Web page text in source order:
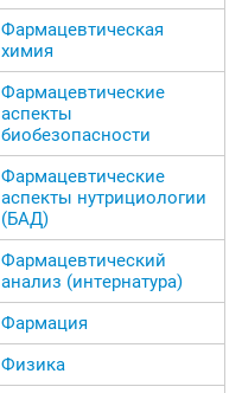
Фармацевтическая
химия
Фармацевтические
аспекты
биобезопасности
Фармацевтические
аспекты нутрициологии
(БАД)
Фармацевтический
анализ (интернатура)
Фармация
Физика